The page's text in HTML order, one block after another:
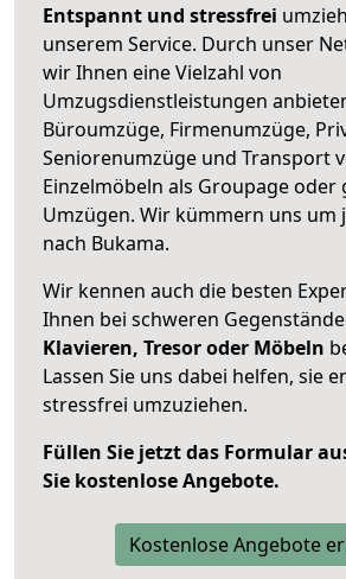
Entspannt und stressfrei
unserem Service. Durch unser
wir Ihnen eine Vielzahl von
Umzugsdienstleistungen
Büroumzüge, Firmenumzüge,
Seniorenumzüge und Transport
Einzelmöbeln als Groupage oder
Umzügen. Wir kümmern uns um
nach Bukama.
Wir kennen auch die besten
Ihnen bei schweren
Klavieren, Tresor oder Möbeln
Lassen Sie uns dabei helfen, sie
stressfrei umzuziehen.
Füllen Sie jetzt das Formular
Sie kostenlose Angebote.
Kostenlose Angebote